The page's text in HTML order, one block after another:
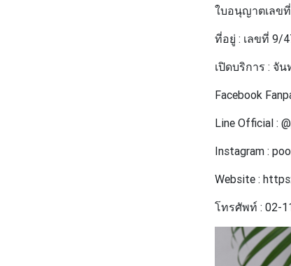
ใบอนุญาตเลขที่
ที่อยู่ : เลขที่ 9/
เปิดบริการ : จั
Facebook
Line Official :
Instagram :
Website :
โทรศัพท์ : 02-